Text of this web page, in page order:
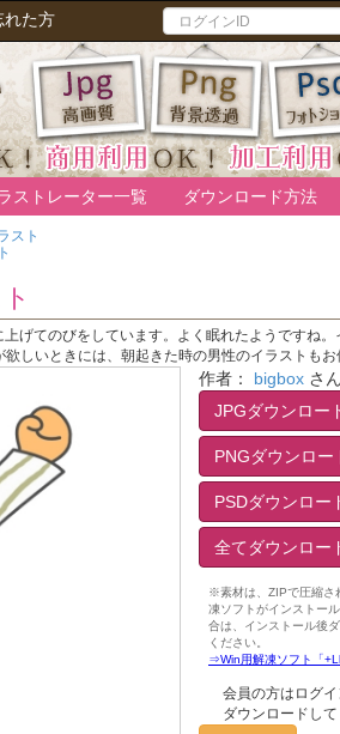
れた方
ストレーター一覧 ダウンロード方法
スト
げてのびをしています。よく眠れたようですね
しいときには、朝起きた時の男性のイラストもお
作者： bigbox さん
JPGダウンロー
PNGダウンロー
PSDダウンロー
全てダウンロー
会員の方はログイ
ダウンロードして